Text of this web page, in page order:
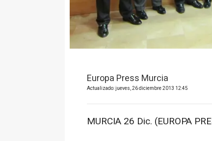
Europa Press Murcia
Actualizado: jueves, 26 diciembre 2013 12:45
MURCIA 26 Dic. (EUROPA